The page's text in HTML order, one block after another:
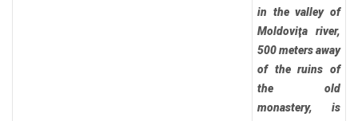
in the valley of
Moldoviţa river,
500 meters away
of the ruins of
the old
monastery, is